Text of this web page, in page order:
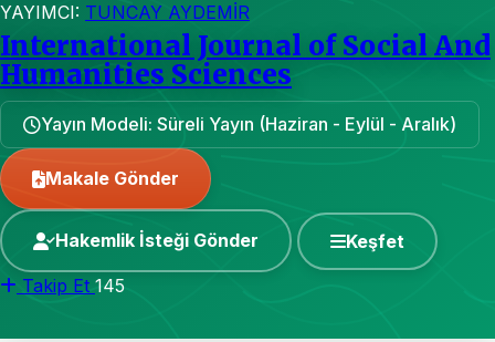
YAYIMCI: TUNCAY AYDEMİR
International Journal of Social And
Humanities Sciences
Yayın Modeli: Süreli Yayın (Haziran - Eylül - Aralık)
Makale Gönder
Hakemlik İsteği Gönder Keşfet
Takip Et 145